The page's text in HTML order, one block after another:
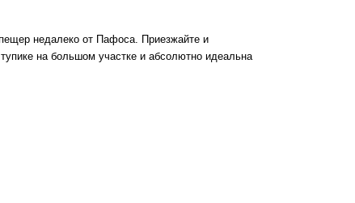
недалеко от Пафоса. Приезжайте и
на большом участке и абсолютно идеальна